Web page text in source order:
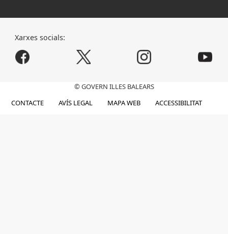
Xarxes socials:
© GOVERN ILLES BALEARS
CONTACTE
AVÍS LEGAL MAPA WEB ACCESSIBILITAT